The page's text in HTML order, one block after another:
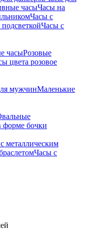
часыЧасы на
Часы с
Часы с
часыРозовые
цвета розовое
мужчинМаленькие
форме бочки
металлическим
Часы с